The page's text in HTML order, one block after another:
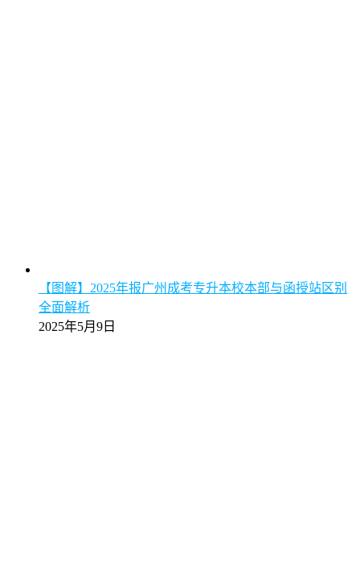
【图解】2025年报广州成考专升本校本部与函授站区别
全面解析
2025年5月9日